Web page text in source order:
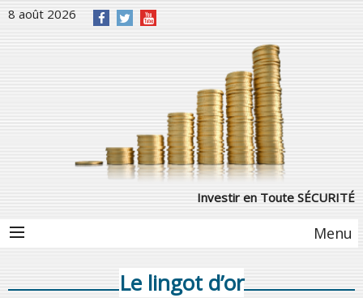
8 août 2026
Investir en Toute SÉCURITÉ
Menu
Le lingot d’or